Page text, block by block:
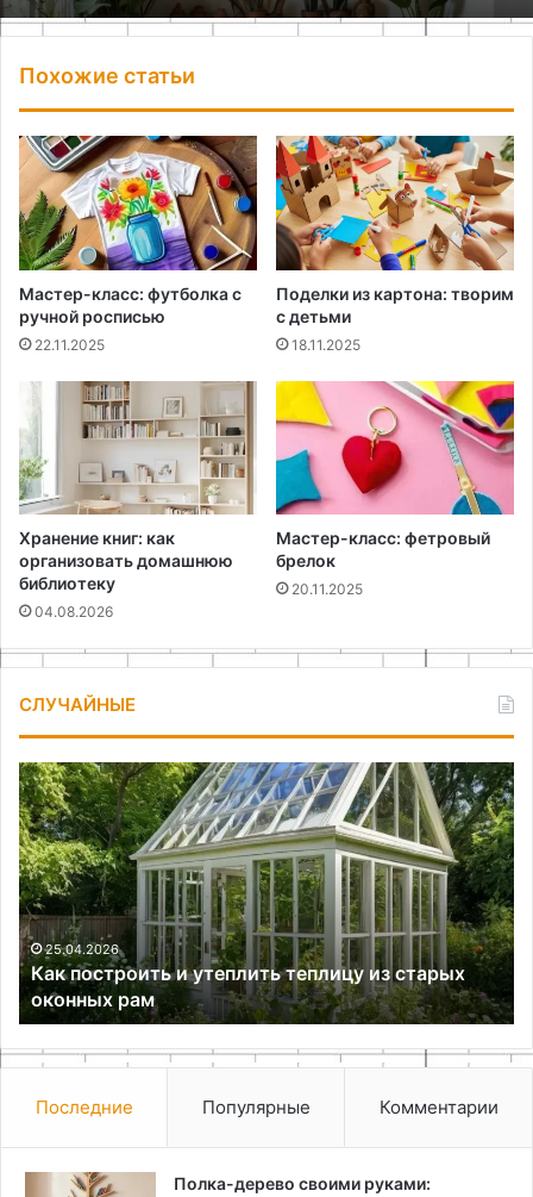
Похожие статьи
Мастер-класс: футболка с
ручной росписью
22.11.2025
Поделки из картона: творим
с детьми
18.11.2025
Хранение книг: как
организовать домашнюю
библиотеку
04.08.2026
Мастер-класс: фетровый
брелок
20.11.2025
СЛУЧАЙНЫЕ
Прививка
винограда
в
расщеп
весной
12.05.2026
Прививка винограда в расщеп весной
Последние Популярные Комментарии
Полка-дерево своими руками: